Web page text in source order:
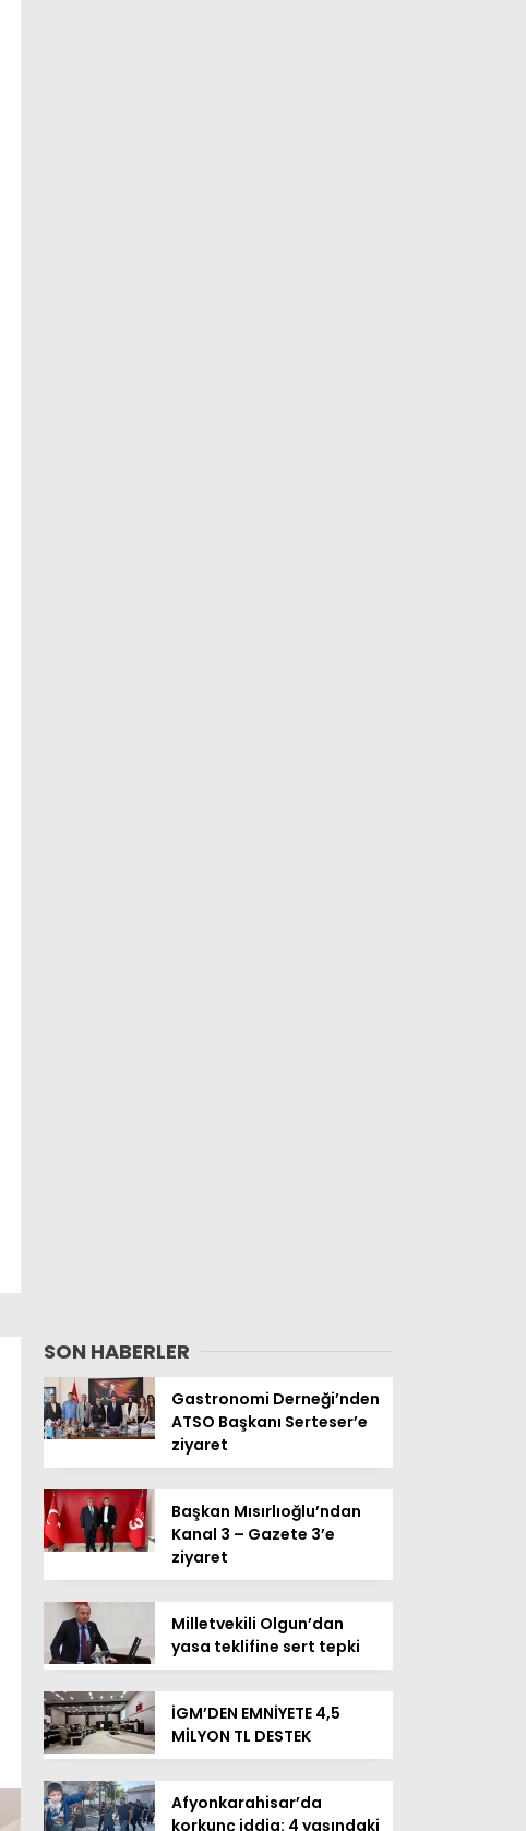
SON HABERLER
Gastronomi Derneği’nden
ATSO Başkanı Serteser’e
ziyaret
Başkan Mısırlıoğlu’ndan
Kanal 3 – Gazete 3’e
ziyaret
Milletvekili Olgun’dan
yasa teklifine sert tepki
İGM’DEN EMNİYETE 4,5
MİLYON TL DESTEK
Afyonkarahisar’da
korkunç iddia: 4 yaşındaki